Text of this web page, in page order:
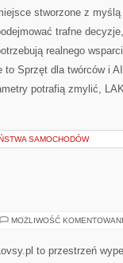
stworzone z
trafne
realnego
to Sprzęt dla twórców i
potrafią zmylić,
SAMOCHODÓW
MOŻLIWOŚĆ
to przestrzeń